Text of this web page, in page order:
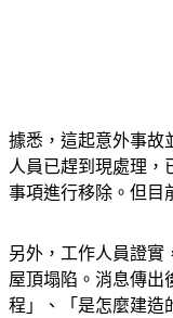
據悉，這起意外事故
人員已趕到現處理，
事項進行移除。但目
另外，工作人員證實
屋頂塌陷。消息傳出
程」、「是怎麼建造